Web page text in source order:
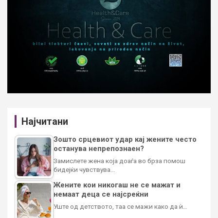
Најчитани
Зошто срцевиот удар кај жените често
останува непрепознаен?
Замислете жена која доаѓа во брза помош
бидејќи чувствува…
Жените кои никогаш не се мажат и
немаат деца се најсреќни
Уште од детството, таа се мажи како да ѝ…